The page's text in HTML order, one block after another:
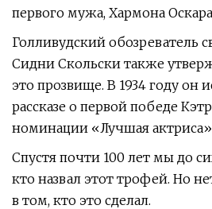
первого мужа, Хармона
Голливудский обозреватель
Сидни Скольски также
это прозвище. В 1934 году он
рассказе о первой победе
номинации «Лучшая
Спустя почти 100 лет мы до
кто назвал этот трофей. Но
в том, кто это сделал.